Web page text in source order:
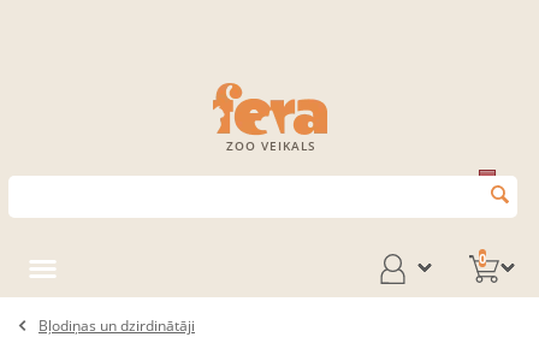
ZOO VEIKALS
0
Bļodiņas un dzirdinātāji